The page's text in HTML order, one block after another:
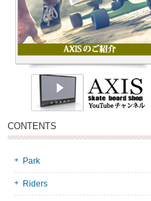
CONTENTS
Park
Riders